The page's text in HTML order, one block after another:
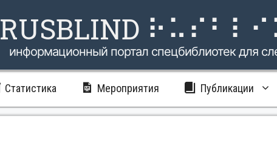
RUSBLIND
информационный портал спецбиблиотек для
Статистика Мероприятия Публикации